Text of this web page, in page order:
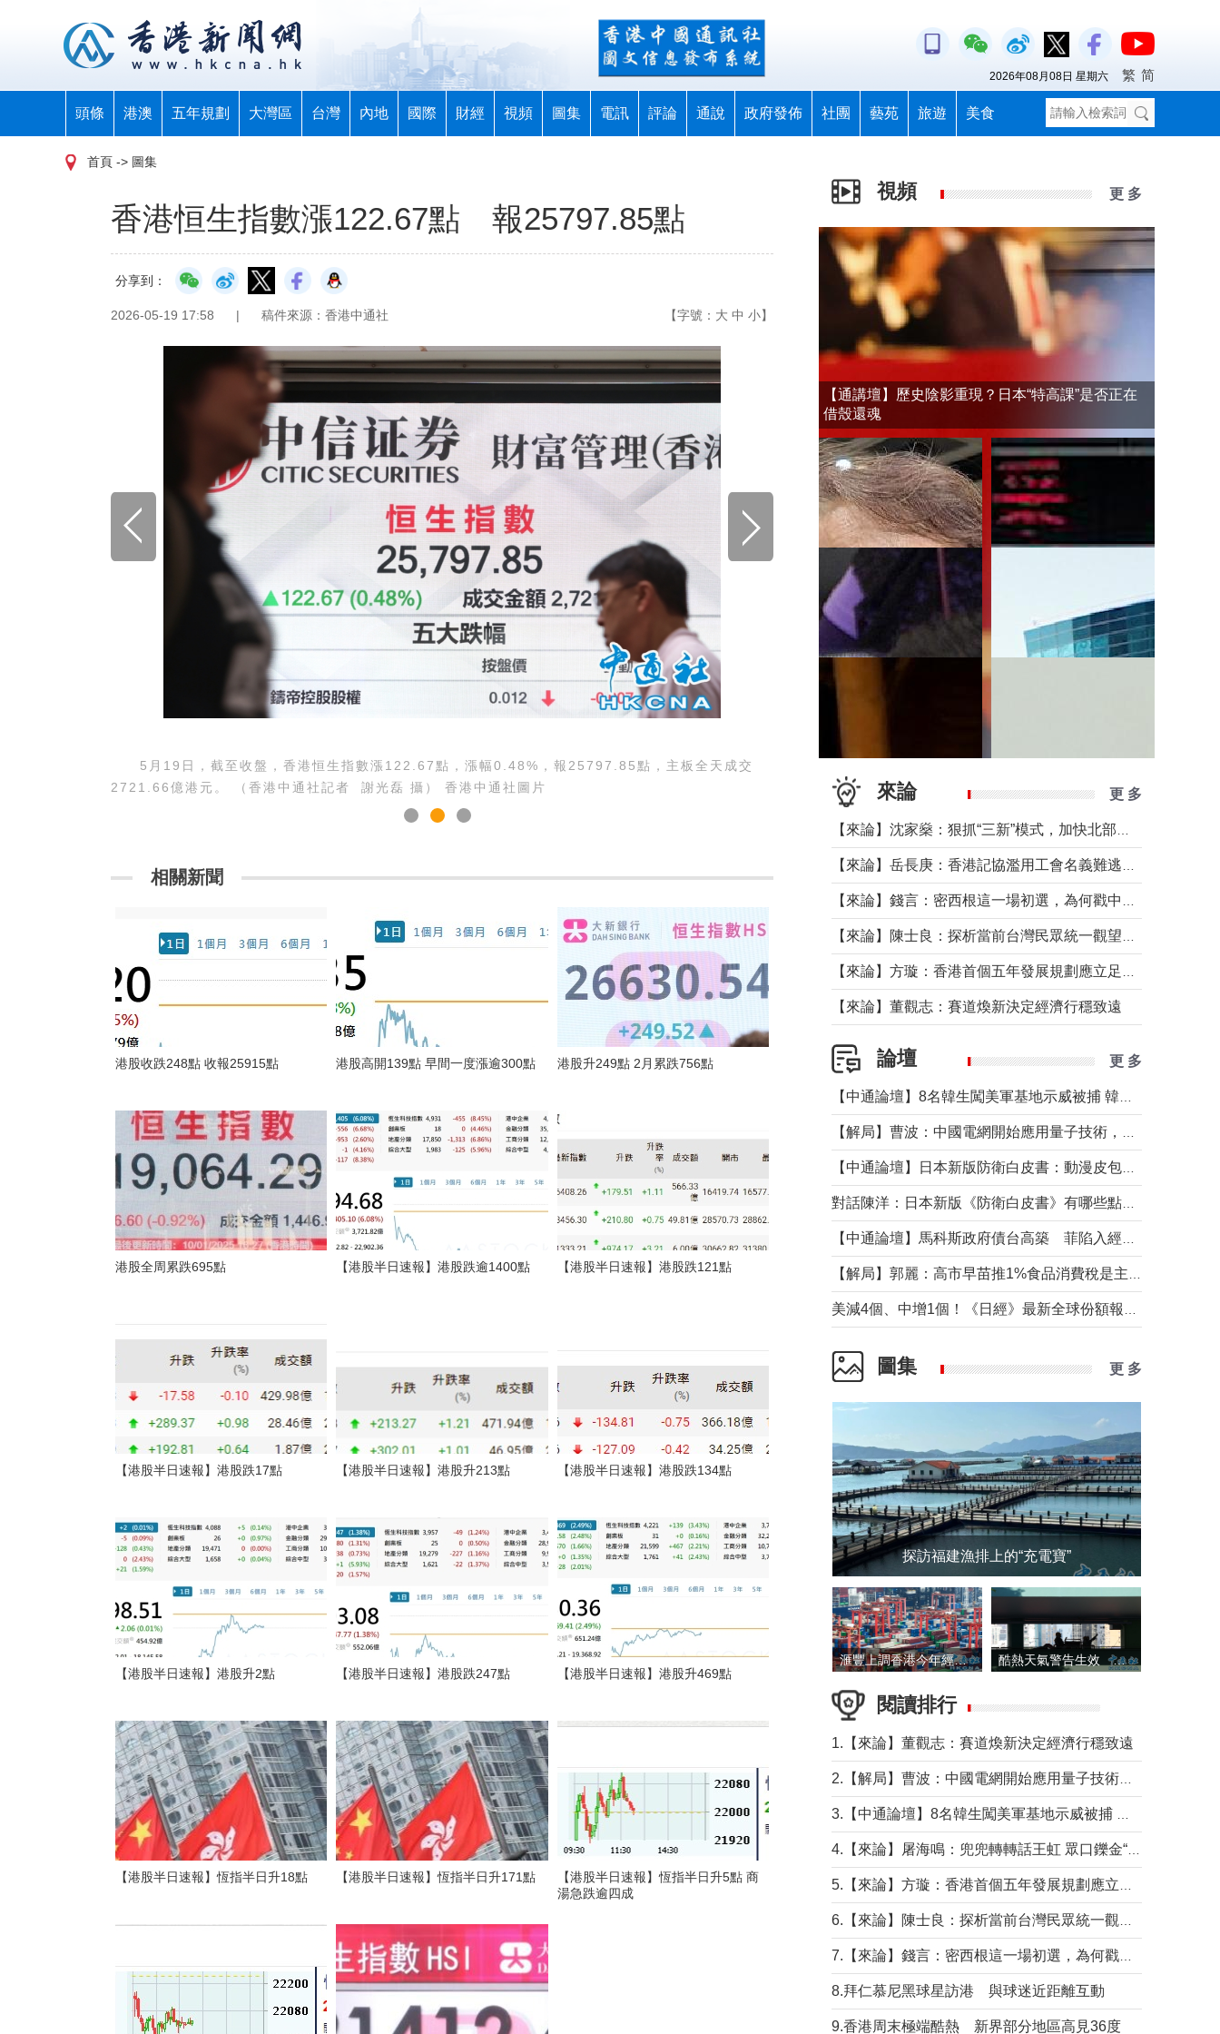
頭條 港澳 五年規劃 大灣區 台灣 內地 國際 財經 視頻 圖集 電訊 評論 通說 政府發佈 社團 藝苑 旅遊 美食
2026年08月08日 星期六 繁 简
首頁 -> 圖集
香港恒生指數漲122.67點 報25797.85點
分享到：
2026-05-19 17:58 | 稿件來源：香港中通社 【字號： 大 中 小】
5月19日，截至收盤，香港恒生指數漲122.67點，漲幅0.48%，報25797.85點，主板全天成交
2721.66億港元。 （香港中通社記者 謝光磊 攝） 香港中通社圖片
相關新聞
港股收跌248點 收報25915點 港股高開139點 早間一度漲逾300點 港股升249點 2月累跌756點
港股全周累跌695點 【港股半日速報】港股跌逾1400點 【港股半日速報】港股跌121點
【港股半日速報】港股跌17點 【港股半日速報】港股升213點 【港股半日速報】港股跌134點
【港股半日速報】港股升2點 【港股半日速報】港股跌247點 【港股半日速報】港股升469點
【港股半日速報】恆指半日升18點 【港股半日速報】恆指半日升171點
【港股半日速報】恆指半日升5點 商
湯急跌逾四成
視頻 更 多
【通講壇】歷史陰影重現？日本“特高課”是否正在
借殼還魂
來論 更 多
【來論】董觀志：賽道煥新決定經濟行穩致遠
論壇 更 多
圖集 更 多
探訪福建漁排上的“充電寶”
滙豐上調香港今年經濟增長預測至4.5% 酷熱天氣警告生效 本港高溫持續至下周
閱讀排行
1.【來論】董觀志：賽道煥新決定經濟行穩致遠
8.拜仁慕尼黑球星訪港 與球迷近距離互動
9.香港周末極端酷熱 新界部分地區高見36度